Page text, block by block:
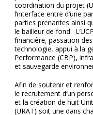
coordination du projet
l’interface entre d’une
parties prenantes ainsi
le bailleur de fond.
financière, passation
technologie, appui à la
Performance (CBP),
et sauvegarde
Afin de soutenir et
le recrutement d’un
et la création de huit
(URAT) soit une dans